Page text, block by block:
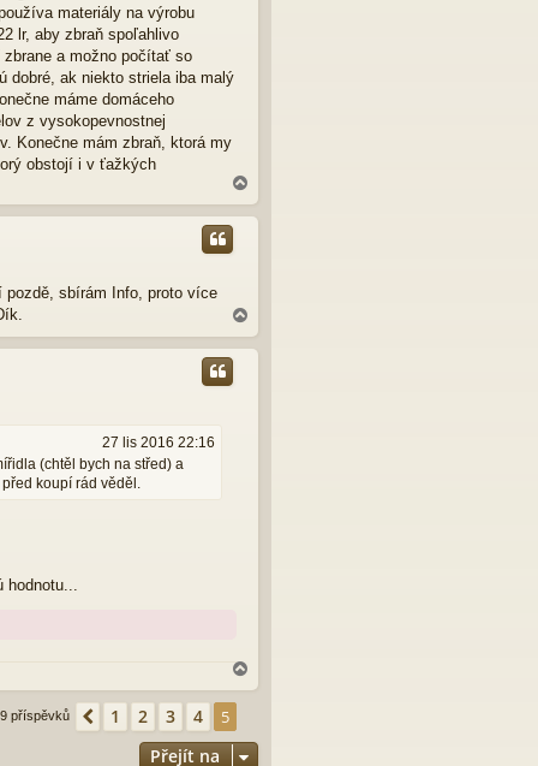
materiály na výrobu
lr, aby zbraň spoľahlivo
a možno počítať so
dobré, ak niekto striela iba malý
máme domáceho
z vysokopevnostnej
Konečne mám zbraň, ktorá my
obstojí i v ťažkých
a
h
sbírám Info, proto více
a
h
27 lis 2016 22:16
(chtěl bych na střed) a
koupí rád věděl.
hodnotu...
a
r
příspěvků Předchozí
1 2 3 4 5
Přejít na